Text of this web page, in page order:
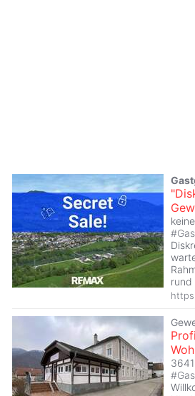
#
rund
#